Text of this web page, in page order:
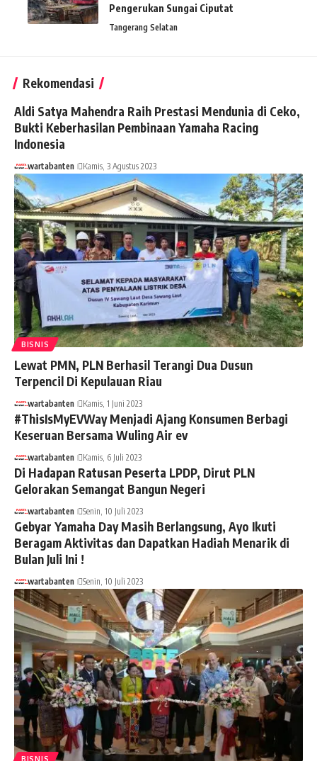
Pengerukan Sungai Ciputat
Tangerang Selatan
Rekomendasi
Aldi Satya Mahendra Raih Prestasi Mendunia di Ceko,
Bukti Keberhasilan Pembinaan Yamaha Racing
Indonesia
wartabanten Kamis, 3 Agustus 2023
BISNIS
Lewat PMN, PLN Berhasil Terangi Dua Dusun
Terpencil Di Kepulauan Riau
wartabanten Kamis, 1 Juni 2023
#ThisIsMyEVWay Menjadi Ajang Konsumen Berbagi
Keseruan Bersama Wuling Air ev
wartabanten Kamis, 6 Juli 2023
Di Hadapan Ratusan Peserta LPDP, Dirut PLN
Gelorakan Semangat Bangun Negeri
wartabanten Senin, 10 Juli 2023
Gebyar Yamaha Day Masih Berlangsung, Ayo Ikuti
Beragam Aktivitas dan Dapatkan Hadiah Menarik di
Bulan Juli Ini !
wartabanten Senin, 10 Juli 2023
BISNIS